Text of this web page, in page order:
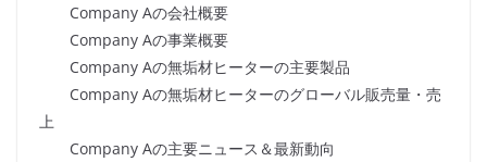
Company Aの会社概要
Company Aの事業概要
Company Aの無垢材ヒーターの主要製品
Company Aの無垢材ヒーターのグローバル販売量・売
上
Company Aの主要ニュース＆最新動向